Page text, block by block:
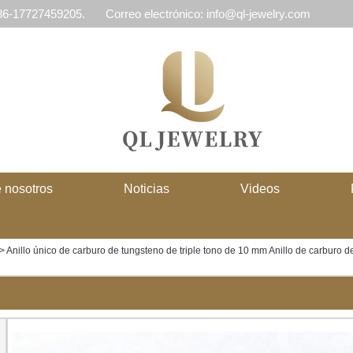
17727459205. Correo electrónico: info@ql-jewelry.com
nosotros Noticias Videos
Anillo único de carburo de tungsteno de triple tono de 10 mm Anillo de carburo